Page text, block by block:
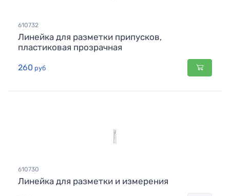
610732
Линейка для разметки припусков,
пластиковая прозрачная
260 руб
610730
Линейка для разметки и измерения